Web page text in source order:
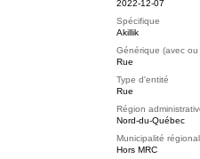
2022-12-07
Spécifique
Akillik
Générique (avec
Rue
Type d'entité
Rue
Région
Nord-du-Québec
Municipalité
Hors MRC